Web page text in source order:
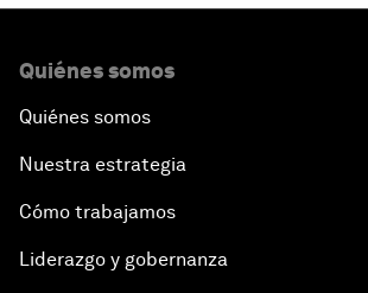
Quiénes somos
Quiénes somos
Nuestra estrategia
Cómo trabajamos
Liderazgo y gobernanza